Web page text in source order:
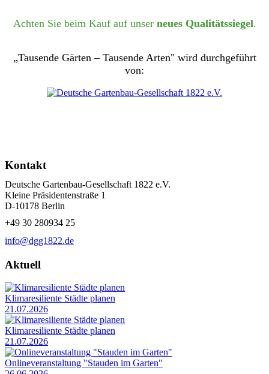
Achten Sie beim Kauf auf unser neues Qualitätssiegel.
„Tausende Gärten – Tausende Arten" wird durchgeführt
von:
Kontakt
Deutsche Gartenbau-Gesellschaft 1822 e.V.
Kleine Präsidentenstraße 1
D-10178 Berlin
+49 30 280934 25
info@dgg1822.de
Aktuell
Klimaresiliente Städte planen
21.07.2026
Klimaresiliente Städte planen
21.07.2026
Onlineveranstaltung "Stauden im Garten"